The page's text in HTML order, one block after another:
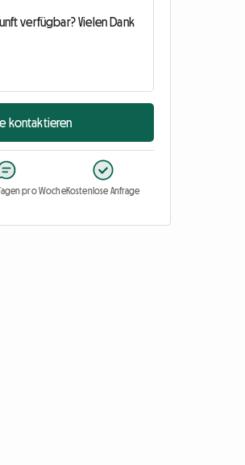
kontaktieren
pro WocheKostenlose Anfrage